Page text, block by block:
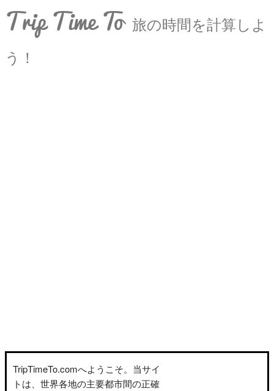
Trip Time To 旅の時間を計算しよ
う！
TripTimeTo.comへようこそ。当サイ
トは、世界各地の主要都市間の正確